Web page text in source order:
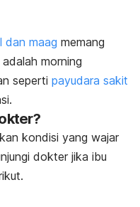
dan maag memang
morning
seperti payudara sakit
kondisi yang wajar
dokter jika ibu